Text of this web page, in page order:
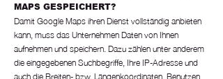
MAPS GESPEICHERT?
Damit Google Maps ihren Dienst vollständig anbieten
kann, muss das Unternehmen Daten von Ihnen
aufnehmen und speichern. Dazu zählen unter anderem
die eingegebenen Suchbegriffe, Ihre IP-Adresse und